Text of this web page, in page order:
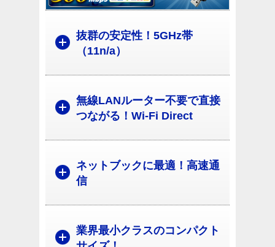
抜群の安定性！5GHz帯
（11n/a）
無線LANルーター不要で直接
つながる！Wi-Fi Direct
ネットブックに最適！高速通
信
業界最小クラスのコンパクト